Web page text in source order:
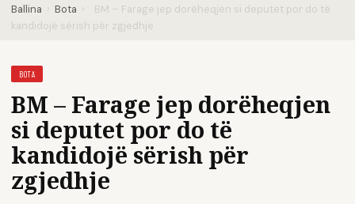
Ballina › Bota ›
BM – Farage jep dorëheqjen si deputet por do të
kandidojë sërish për zgjedhje
BOTA
BM – Farage jep dorëheqjen
si deputet por do të
kandidojë sërish për
zgjedhje